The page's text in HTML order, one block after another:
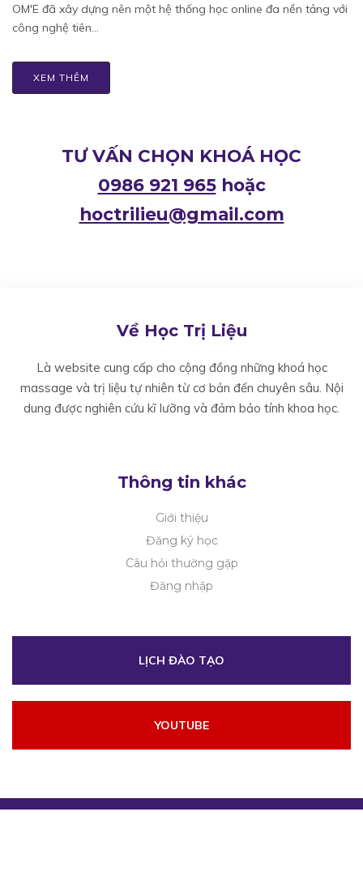
OM'E đã xây dựng nên một hệ thống học online đa nền tảng với
công nghệ tiên…
XEM THÊM
TƯ VẤN CHỌN KHOÁ HỌC
0986 921 965hoặc
hoctrilieu@gmail.com
Về Học Trị Liệu
Là website cung cấp cho cộng đồng những khoá học
massage và trị liệu tự nhiên từ cơ bản đến chuyên sâu. Nội
dung được nghiên cứu kĩ lưỡng và đảm bảo tính khoa học.
Thông tin khác
Giới thiệu
Đăng ký học
Câu hỏi thường gặp
Đăng nhập
LỊCH ĐÀO TẠO
YOUTUBE